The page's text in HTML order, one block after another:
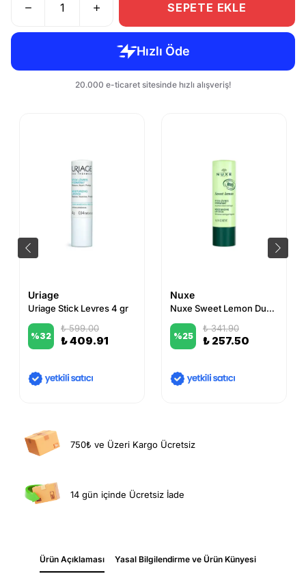
SEPETE EKLE
Uriage
Uriage Stick Levres 4 gr
%32
₺ 599.00
₺ 409.91
Nuxe
Nuxe Sweet Lemon Dudak Balmı 4 gr
%25
₺ 341.90
₺ 257.50
750₺ ve Üzeri Kargo Ücretsiz
14 gün içinde Ücretsiz İade
Ürün Açıklaması Yasal Bilgilendirme ve Ürün Künyesi